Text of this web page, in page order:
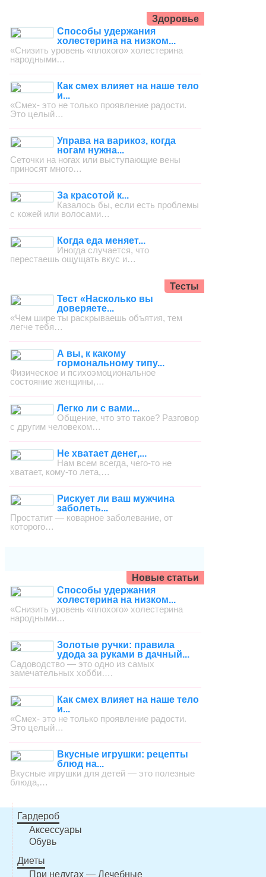
Здоровье
Способы удержания
холестерина на низком...
«Снизить уровень «плохого» холестерина
народными…
Как смех влияет на наше тело
и...
«Смех- это не только проявление радости.
Это целый…
Управа на варикоз, когда
ногам нужна...
Сеточки на ногах или выступающие вены
приносят много…
За красотой к...
Казалось бы, если есть проблемы
с кожей или волосами…
Когда еда меняет...
Иногда случается, что
перестаешь ощущать вкус и…
Тесты
Тест «Насколько вы
доверяете...
«Чем шире ты раскрываешь объятия, тем
легче тебя…
А вы, к какому
гормональному типу...
Физическое и психоэмоциональное
состояние женщины,…
Легко ли с вами...
Общение, что это такое? Разговор
с другим человеком…
Не хватает денег,...
Нам всем всегда, чего-то не
хватает, кому-то лета,…
Рискует ли ваш мужчина
заболеть...
Простатит — коварное заболевание, от
которого…
Новые статьи
Способы удержания
холестерина на низком...
«Снизить уровень «плохого» холестерина
народными…
Золотые ручки: правила
удода за руками в дачный...
Садоводство — это одно из самых
замечательных хобби….
Как смех влияет на наше тело
и...
«Смех- это не только проявление радости.
Это целый…
Вкусные игрушки: рецепты
блюд на...
Вкусные игрушки для детей — это полезные
блюда,…
Гардероб
Аксессуары
Обувь
Диеты
При недугах — Лечебные